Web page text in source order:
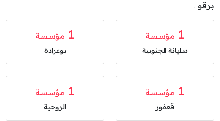
برقو .
1 مؤسسة
سليانة الجنوبية
1 مؤسسة
بوعرادة
1 مؤسسة
قعفور
1 مؤسسة
الروحية